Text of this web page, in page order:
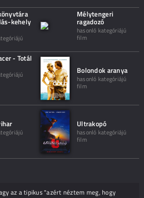
kehely
Mélytengeri
ragadozó
hasonló kategóriájú
film
- Totál
Bolondok aranya
hasonló kategóriájú
film
Ultrakopó
hasonló kategóriájú
film
az a tipikus "azért néztem meg, hogy